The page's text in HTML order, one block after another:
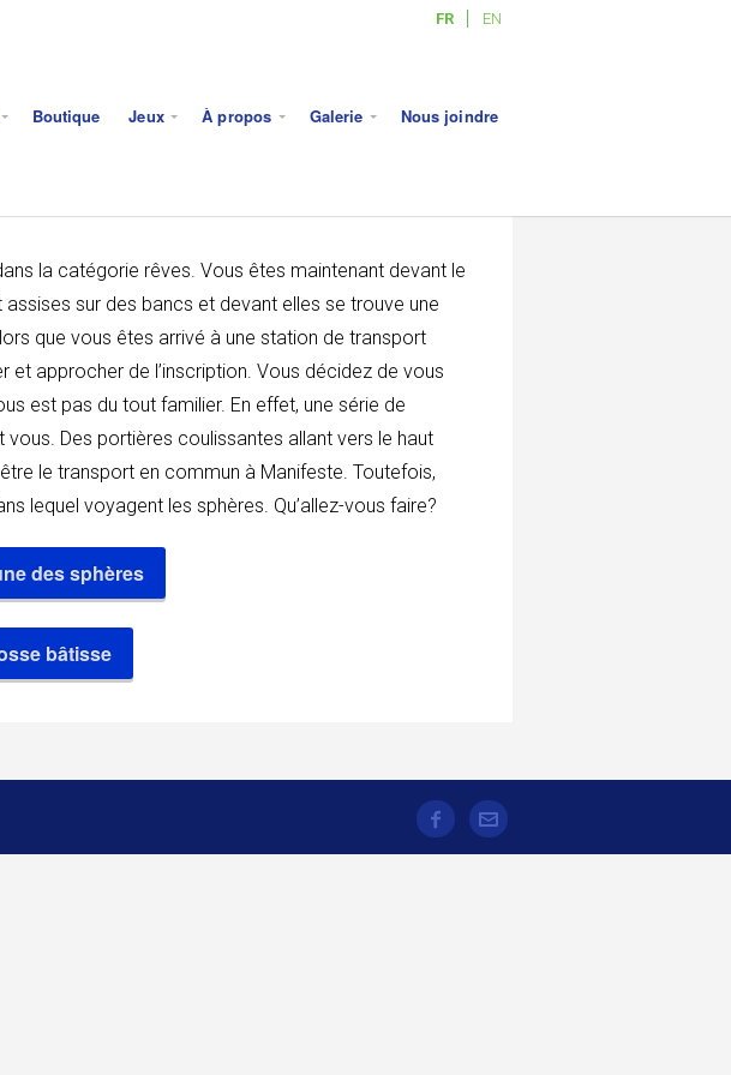
FR EN
Boutique Jeux À propos Galerie Nous joindre
la catégorie rêves. Vous êtes maintenant devant le
sur des bancs et devant elles se trouve une
que vous êtes arrivé à une station de transport
approcher de l’inscription. Vous décidez de vous
est pas du tout familier. En effet, une série de
Des portières coulissantes allant vers le haut
le transport en commun à Manifeste. Toutefois,
lequel voyagent les sphères. Qu’allez-vous faire?
des sphères
bâtisse